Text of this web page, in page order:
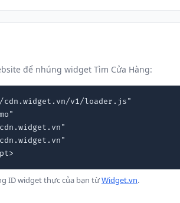
để nhúng widget Tìm Cửa Hàng:
v1/loader.js"
ID widget thực của bạn từWidget.vn.